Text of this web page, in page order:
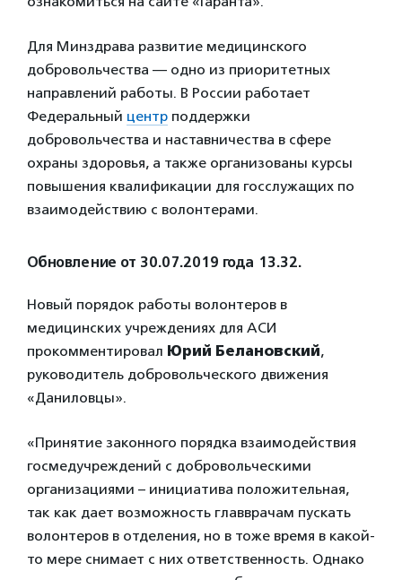
Для Минздрава развитие медицинского
добровольчества — одно из приоритетных
направлений работы. В России работает
Федеральный центр поддержки
добровольчества и наставничества в сфере
охраны здоровья, а также организованы курсы
повышения квалификации для госслужащих по
взаимодействию с волонтерами.
Обновление от 30.07.2019 года 13.32.
Новый порядок работы волонтеров в
медицинских учреждениях для АСИ
прокомментировал Юрий Белановский,
руководитель добровольческого движения
«Даниловцы».
«Принятие законного порядка взаимодействия
госмедучреждений с добровольческими
организациями – инициатива положительная,
так как дает возможность главврачам пускать
волонтеров в отделения, но в тоже время в какой-
то мере снимает с них ответственность. Однако